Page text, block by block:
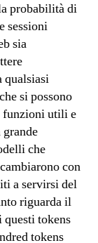
probabilità di
sessioni
sia
qualsiasi
si possono
funzioni utili e
grande
che
con
a servirsi del
riguarda il
tokens
tokens